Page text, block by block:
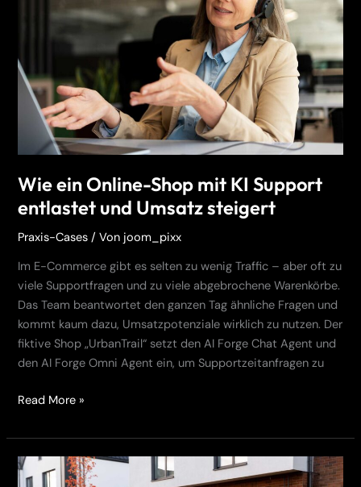
Wie ein Online-Shop mit KI Support
entlastet und Umsatz steigert
Praxis-Cases / Von joom_pixx
Im E-Commerce gibt es selten zu wenig Traffic – aber oft zu
viele Supportfragen und zu viele abgebrochene Warenkörbe.
Das Team beantwortet den ganzen Tag ähnliche Fragen und
kommt kaum dazu, Umsatzpotenziale wirklich zu nutzen. Der
fiktive Shop „UrbanTrail“ setzt den AI Forge Chat Agent und
den AI Forge Omni Agent ein, um Supportzeitanfragen zu
Support
entlastet
und
Umsatz
steigert
Read More »
Wie
ein